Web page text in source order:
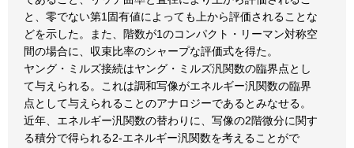
と、零でない第1固有値によっても上から評価されることな
どを示した。また、階数が1のコンパクト・リーマン対称空
間の場合に、収束比率のシャープな評価式を得た。
ヤング・ミルズ接続はヤング・ミルズ汎関数の臨界点とし
て与えられる。これは調和写像がエネルギー汎関数の臨界
点として与えられることのアナロジーであるとみなせる。
近年、エネルギー汎関数の替わりに、写像の2階微分に関す
る積分で得られる2-エネルギー汎関数を考えることがで